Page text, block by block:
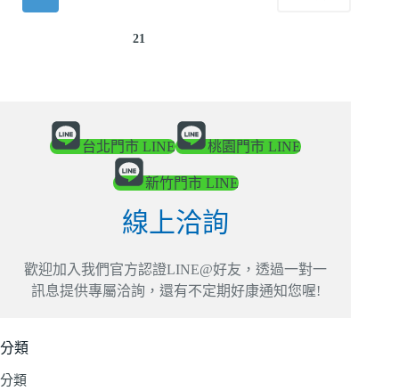
21
台北門市 LINE 桃園門市 LINE
新竹門市 LINE
線上洽詢
歡迎加入我們官方認證LINE@好友，透過一對一
訊息提供專屬洽詢，還有不定期好康通知您喔!
分類
分類